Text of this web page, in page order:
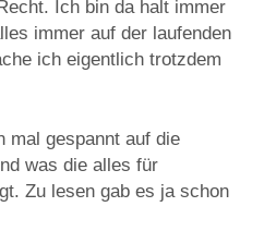
Ich bin da halt immer
immer auf der laufenden
ich eigentlich trotzdem
mal gespannt auf die
was die alles für
Zu lesen gab es ja schon